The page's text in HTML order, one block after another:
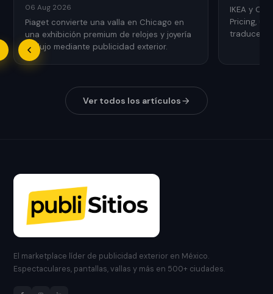
06 Aug 2026
Piaget convierte una valla en Chicago en
una exhibición premium de relojes y joyería
de lujo mediante publicidad exterior.
IKEA y
Pricing,
traduce el
Ver todos los artículos
El marketplace líder de publicidad exterior en México.
Espectaculares, pantallas, vallas y más en 500+ ciudades.